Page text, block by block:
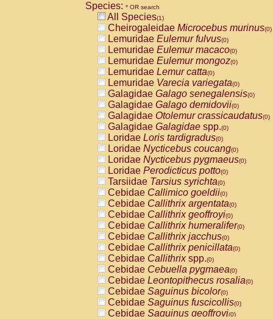
Species: * OR search
All Species(1)
Cheirogaleidae Microcebus murinus(0)
Lemuridae Eulemur fulvus(0)
Lemuridae Eulemur macaco(0)
Lemuridae Eulemur mongoz(0)
Lemuridae Lemur catta(0)
Lemuridae Varecia variegata(0)
Galagidae Galago senegalensis(0)
Galagidae Galago demidovii(0)
Galagidae Otolemur crassicaudatus(0)
Galagidae Galagidae spp.(0)
Loridae Loris tardigradus(0)
Loridae Nycticebus coucang(0)
Loridae Nycticebus pygmaeus(0)
Loridae Perodicticus potto(0)
Tarsiidae Tarsius syrichta(0)
Cebidae Callimico goeldii(0)
Cebidae Callithrix argentata(0)
Cebidae Callithrix geoffroyi(0)
Cebidae Callithrix humeralifer(0)
Cebidae Callithrix jacchus(0)
Cebidae Callithrix penicillata(0)
Cebidae Callithrixspp.(0)
Cebidae Cebuella pygmaea(0)
Cebidae Leontopithecus rosalia(0)
Cebidae Saguinus bicolor(0)
Cebidae Saguinus fuscicollis(0)
Cebidae Saguinus geoffroyi(0)